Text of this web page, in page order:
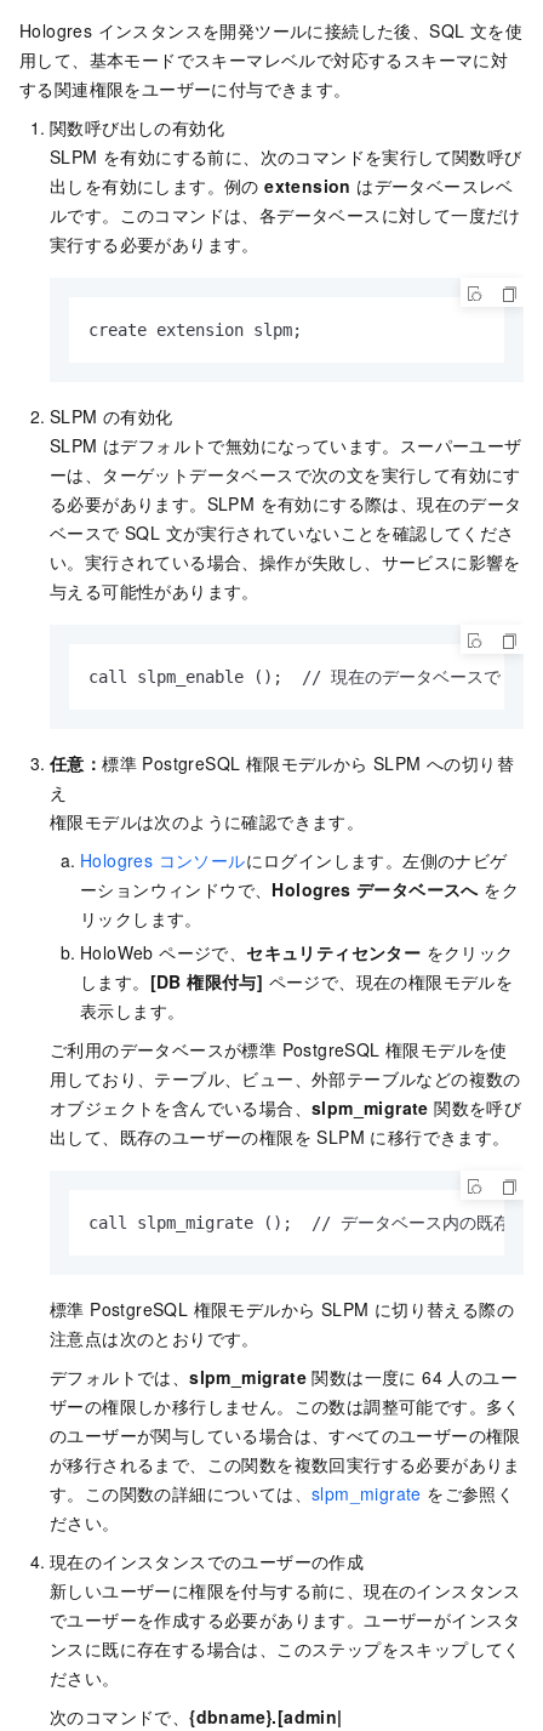
Hologres インスタンスを開発ツールに接続した後、SQL 文を使
用して、基本モードでスキーマレベルで対応するスキーマに対
する関連権限をユーザーに付与できます。
関数呼び出しの有効化
SLPM を有効にする前に、次のコマンドを実行して関数呼び
出しを有効にします。例のextension はデータベースレベ
ルです。このコマンドは、各データベースに対して一度だけ
実行する必要があります。
create extension slpm;
SLPM の有効化
SLPM はデフォルトで無効になっています。スーパーユーザ
ーは、ターゲットデータベースで次の文を実行して有効にす
る必要があります。SLPM を有効にする際は、現在のデータ
ベースで SQL 文が実行されていないことを確認してくださ
い。実行されている場合、操作が失敗し、サービスに影響を
与える可能性があります。
call slpm_enable ();  // 現在のデータベースで SLPM
任意：標準 PostgreSQL 権限モデルから SLPM への切り替
え
権限モデルは次のように確認できます。
Hologres コンソールにログインします。左側のナビゲ
ーションウィンドウで、 Hologres データベースへをク
リックします。
HoloWeb ページで、セキュリティセンター をクリック
します。 [DB 権限付与] ページで、現在の権限モデルを
表示します。
ご利用のデータベースが標準 PostgreSQL 権限モデルを使
用しており、テーブル、ビュー、外部テーブルなどの複数の
オブジェクトを含んでいる場合、 slpm_migrate 関数を呼び
出して、既存のユーザーの権限を SLPM に移行できます。
call slpm_migrate ();  // データベース内の既存オブジ
標準 PostgreSQL 権限モデルから SLPM に切り替える際の
注意点は次のとおりです。
デフォルトでは、slpm_migrate 関数は一度に 64 人のユー
ザーの権限しか移行しません。この数は調整可能です。多く
のユーザーが関与している場合は、すべてのユーザーの権限
が移行されるまで、この関数を複数回実行する必要がありま
す。この関数の詳細については、 slpm_migrate をご参照く
ださい。
現在のインスタンスでのユーザーの作成
新しいユーザーに権限を付与する前に、現在のインスタンス
でユーザーを作成する必要があります。ユーザーがインスタ
ンスに既に存在する場合は、このステップをスキップしてく
ださい。
次のコマンドで、{dbname}.[admin|